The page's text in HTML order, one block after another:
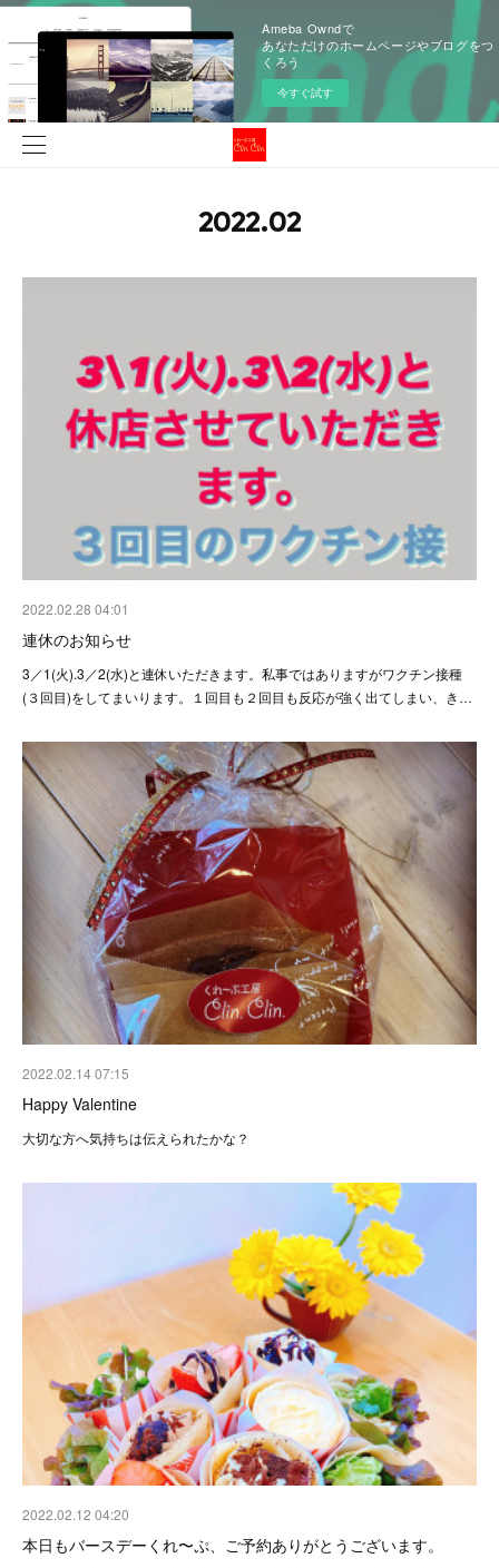
Ameba Owndで
あなただけのホームページやブログをつ
くろう
今すぐ試す
2022.02
2022.02.28 04:01
連休のお知らせ
3／1(火).3／2(水)と連休いただきます。私事ではありますがワクチン接種
(３回目)をしてまいります。１回目も２回目も反応が強く出てしまい、き…
2022.02.14 07:15
Happy Valentine
大切な方へ気持ちは伝えられたかな？
2022.02.12 04:20
本日もバースデーくれ〜ぷ、ご予約ありがとうございます。